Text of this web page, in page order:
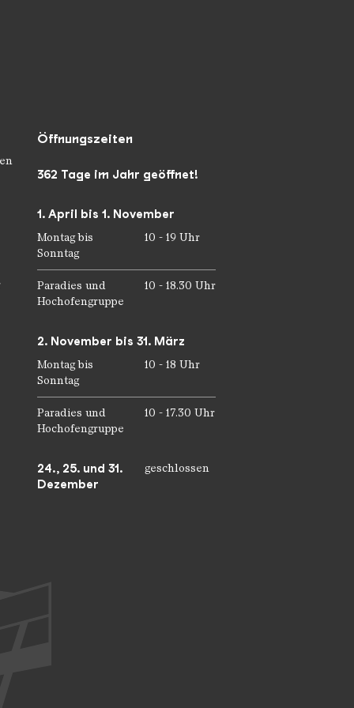
Öffnungszeiten
362 Tage im Jahr geöffnet!
1. April bis 1. November
Montag bis
Sonntag
10 - 19 Uhr
Paradies und
Hochofengruppe
10 - 18.30 Uhr
2. November bis 31. März
Montag bis
Sonntag
10 - 18 Uhr
Paradies und
Hochofengruppe
10 - 17.30 Uhr
24., 25. und 31.
Dezember
geschlossen